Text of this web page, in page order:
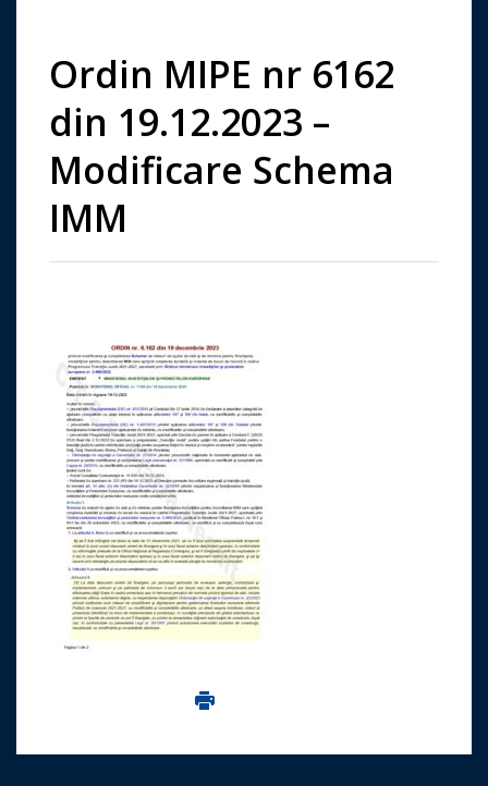
Ordin MIPE nr 6162
din 19.12.2023 –
Modificare Schema
IMM
Imprima aceasta pagina